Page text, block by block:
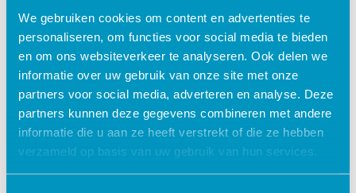
We gebruiken cookies om content en advertenties te
personaliseren, om functies voor social media te bieden
en om ons websiteverkeer te analyseren. Ook delen we
informatie over uw gebruik van onze site met onze
partners voor social media, adverteren en analyse. Deze
partners kunnen deze gegevens combineren met andere
informatie die u aan ze heeft verstrekt of die ze hebben
verzameld op basis van uw gebruik van hun services.
Praktijkgericht – ontwikkeld samen met
zorgprofessionals
Interactieve en aantrekkelijke leermethoden
24/7 toegang tot lesmateriaal
Accreditatiepunten worden automatisch
bijgeschreven